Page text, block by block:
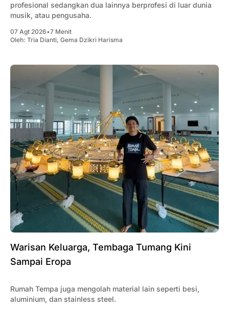
profesional sedangkan dua lainnya berprofesi di luar dunia
musik, atau pengusaha.
07 Agt 2026•7 Menit
Oleh: Tria Dianti, Gema Dzikri Harisma
Warisan Keluarga, Tembaga Tumang Kini
Sampai Eropa
Rumah Tempa juga mengolah material lain seperti besi,
aluminium, dan stainless steel.